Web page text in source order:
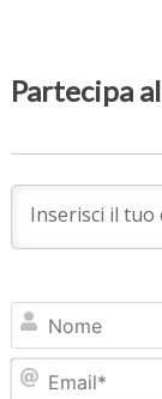
Partecipa